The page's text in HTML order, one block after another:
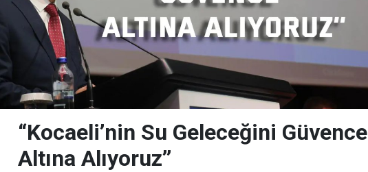
“Kocaeli’nin Su Geleceğini Güvence
Altına Alıyoruz’’